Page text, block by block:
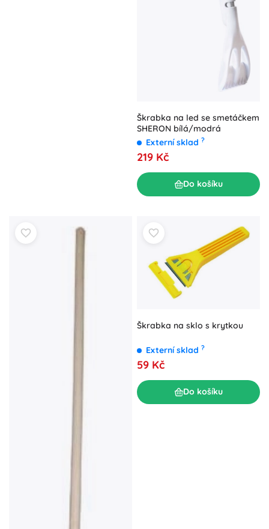
Škrabka na led se smetáčkem
SHERON bílá/modrá
Externí sklad ?
219 Kč
Do košíku
Škrabka na sklo s krytkou
Externí sklad ?
59 Kč
Do košíku